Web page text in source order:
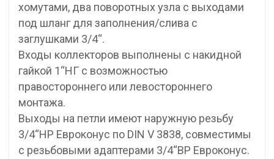
хомутами, два поворотных узла с выходами
под шланг для заполнения/слива с
заглушками 3/4“.
Входы коллекторов выполнены с накидной
гайкой 1“НГ с возможностью
правостороннего или левостороннего
монтажа.
Выходы на петли имеют наружную резьбу
3/4“НР Евроконус по DIN V 3838, совместимы
с резьбовыми адаптерами 3/4“ВР Евроконус.